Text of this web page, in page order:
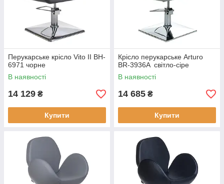
Перукарське крісло Vito II BH-
6971 чорне
В наявності
14 129 ₴
Купити
Крісло перукарське Arturo
BR-3936A світло-сіре
В наявності
14 685 ₴
Купити